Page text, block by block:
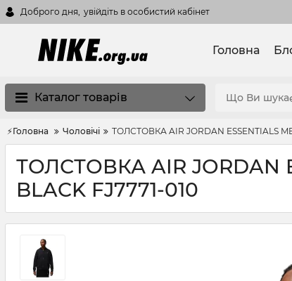
Доброго дня, увійдіть в особистий кабінет
Головна
Каталог товарів
⚡Головна Чоловічі ТОЛСТОВКА AIR JORDAN ESSENTIALS
ТОЛСТОВКА AIR JORDAN
BLACK FJ7771-010